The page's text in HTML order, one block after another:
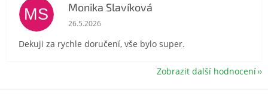
MS Monika Slavíková
Hodnocení obchodu je 5 z 5 hvězdiček.
26.5.2026
Dekuji za rychle doručení, vše bylo super.
Zobrazit další hodnocení